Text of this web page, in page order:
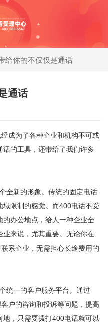
，大品牌，号码
码，
给你的不仅仅是通话
通话
经成为了各种企业和机构不可或
的工具，还带给了我们许多
全新的形象。传统的固定电话
限制的感觉。而400电话不受
的办公地点，给人一种企业全
业来说，尤其重要。无论你在
系企业，无需担心长途费用的
一的客户服务平台。通过
户的咨询和投诉等问题，提高
，只需要拨打400电话就可以